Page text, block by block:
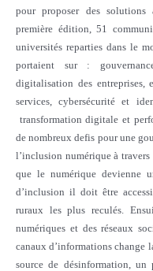
pour proposer des solutions
première édition, 51
universités reparties dans le
portaient sur :
digitalisation des entreprises,
services, cybersécurité et
transformation digitale et
de nombreux defis pour une
l’inclusion numérique à
que le numérique devienne
d’inclusion il doit être
ruraux les plus reculés.
numériques et des réseaux
canaux d’informations change
source de désinformation,